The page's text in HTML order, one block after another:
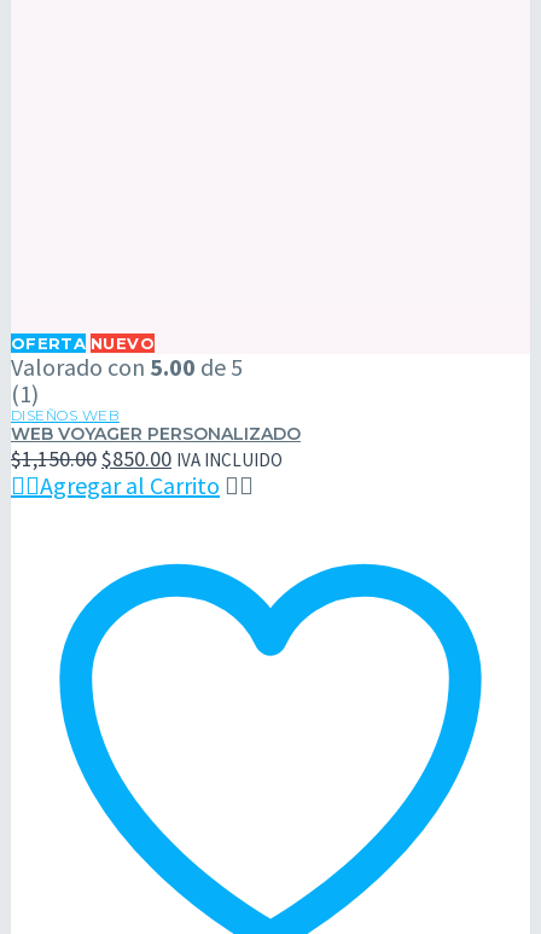
Web
Voyager
Personalizado
OFERTA NUEVO
Valorado con 5.00 de 5
(1)
DISEÑOS WEB
WEB VOYAGER PERSONALIZADO
$1,150.00 El
precio
original
$850.00El
precio
actual
IVA INCLUIDO
Agregar al Carrito 